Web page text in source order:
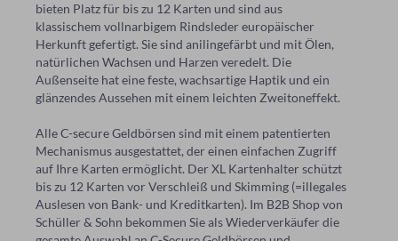
bieten Platz für bis zu 12 Karten und sind aus
klassischem vollnarbigem Rindsleder europäischer
Herkunft gefertigt. Sie sind anilingefärbt und mit Ölen,
natürlichen Wachsen und Harzen veredelt. Die
Außenseite hat eine feste, wachsartige Haptik und ein
glänzendes Aussehen mit einem leichten Zweitoneffekt.
Alle C-secure Geldbörsen sind mit einem patentierten
Mechanismus ausgestattet, der einen einfachen Zugriff
auf Ihre Karten ermöglicht. Der XL Kartenhalter schützt
bis zu 12 Karten vor Verschleiß und Skimming (=illegales
Auslesen von Bank- und Kreditkarten). Im B2B Shop von
Schüller & Sohn bekommen Sie als Wiederverkäufer die